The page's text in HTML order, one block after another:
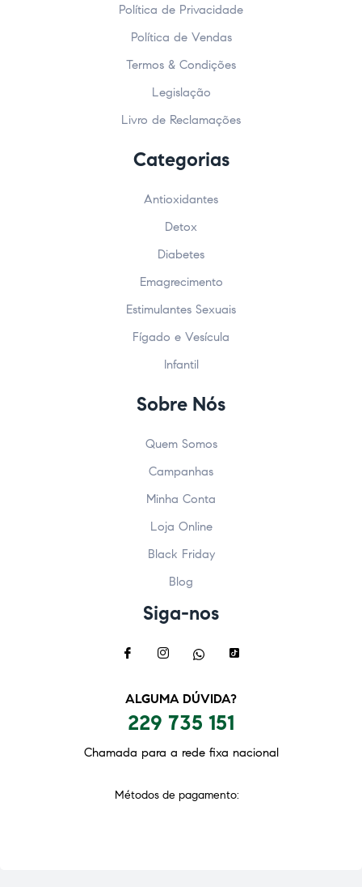
Política de Privacidade
Política de Vendas
Termos & Condições
Legislação
Livro de Reclamações
Categorias
Antioxidantes
Detox
Diabetes
Emagrecimento
Estimulantes Sexuais
Fígado e Vesícula
Infantil
Sobre Nós
Quem Somos
Campanhas
Minha Conta
Loja Online
Black Friday
Blog
Siga-nos
ALGUMA DÚVIDA?
229 735 151
Chamada para a rede fixa nacional
Métodos de pagamento: